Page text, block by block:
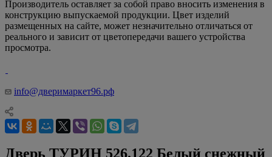
Производитель оставляет за собой право вносить изменения в
конструкцию выпускаемой продукции. Цвет изделий
размещенных на сайте, может незначительно отличаться от
реального и зависит от цветопередачи вашего устройства
просмотра.
info@дверимаркет96.рф
Дверь ТУРИН 526.122 Белый снежный